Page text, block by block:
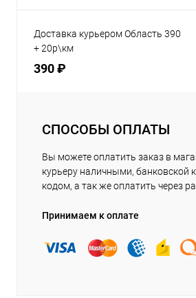
Доставка курьером Область 390
+ 20р\км
390 ₽
СПОСОБЫ ОПЛАТЫ
Вы можете оплатить заказ в
курьеру наличными, банковской
кодом, а так же оплатить через
Принимаем к оплате